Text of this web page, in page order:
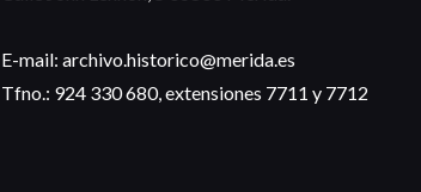
E-mail: archivo.historico@merida.es
Tfno.: 924 330 680, extensiones 7711 y 7712